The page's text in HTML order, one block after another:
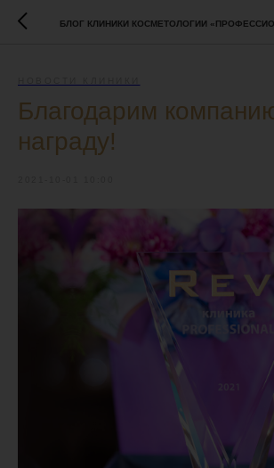
БЛОГ КЛИНИКИ КОСМЕТОЛОГИИ
Благодарим
награду!